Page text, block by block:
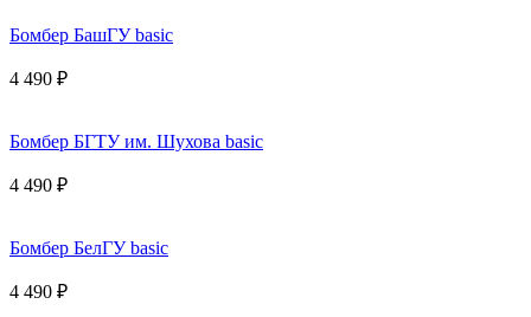
Бомбер БашГУ basic
4 490 ₽
Бомбер БГТУ им. Шухова basic
4 490 ₽
Бомбер БелГУ basic
4 490 ₽